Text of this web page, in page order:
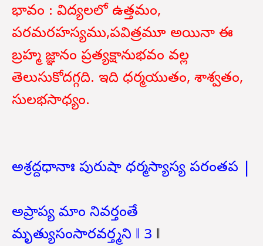
భావం : విద్యలలో ఉత్తమం,
పరమరహస్యము,పవిత్రమూ అయినా ఈ
బ్రహ్మ జ్ఞానం ప్రత్యక్షానుభవం వల్ల
తెలుసుకోదగ్గది. ఇది ధర్మయుతం, శాశ్వతం,
సులభసాధ్యం.
అశ్రద్దధానాః పురుషా ధర్మస్యాస్య పరంతప |
అప్రాప్య మాం నివర్తంతే
మృత్యుసంసారవర్త్మని ‖ 3 ‖